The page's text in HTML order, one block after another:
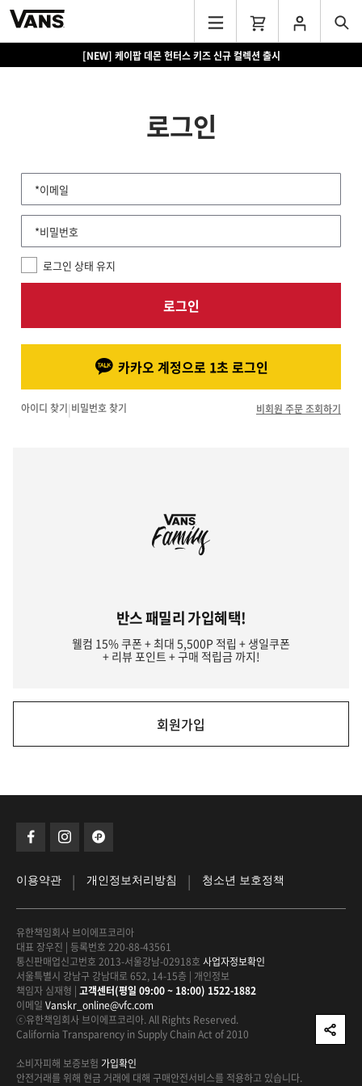
[NEW] 케이팝 데몬 헌터스 키즈 신규 컬렉션 출시
로그인
*이메일
*비밀번호
로그인 상태 유지
로그인
카카오 계정으로 1초 로그인
아이디 찾기|비밀번호 찾기 비회원 주문 조회하기
반스 패밀리 가입혜택!
웰컴 15% 쿠폰 + 최대 5,500P 적립 + 생일쿠폰
+ 리뷰 포인트 + 구매 적립금 까지!
회원가입
이용약관 | 개인정보처리방침 | 청소년 보호정책
유한책임회사 브이에프코리아
대표 장우진 | 등록번호 220-88-43561
통신판매업신고번호 2013-서울강남-02918호 사업자정보확인
서울특별시 강남구 강남대로 652, 14-15층 | 개인정보
책임자 심재형 | 고객센터(평일 09:00 ~ 18:00) 1522-1882
이메일 Vanskr_online@vfc.com
ⓒ유한책임회사 브이에프코리아. All Rights Reserved.
California Transparency in Supply Chain Act of 2010
소비자피해 보증보험 가입확인
안전거래를 위해 현금 거래에 대해 구매안전서비스를 적용하고 있습니다.